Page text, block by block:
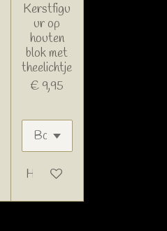
de hoogte
Kerstfigu
ur op
houten
blok met
theelichtje
€ 9,95
Houd mij op de hoogte